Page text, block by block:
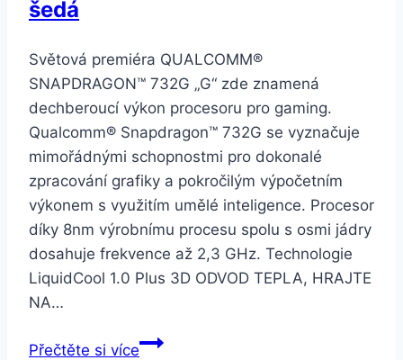
šedá
Světová premiéra QUALCOMM®
SNAPDRAGON™ 732G „G“ zde znamená
dechberoucí výkon procesoru pro gaming.
Qualcomm® Snapdragon™ 732G se vyznačuje
mimořádnými schopnostmi pro dokonalé
zpracování grafiky a pokročilým výpočetním
výkonem s využitím umělé inteligence. Procesor
díky 8nm výrobnímu procesu spolu s osmi jádry
dosahuje frekvence až 2,3 GHz. Technologie
LiquidCool 1.0 Plus 3D ODVOD TEPLA, HRAJTE
NA…
Přečtěte si víceXiaomi